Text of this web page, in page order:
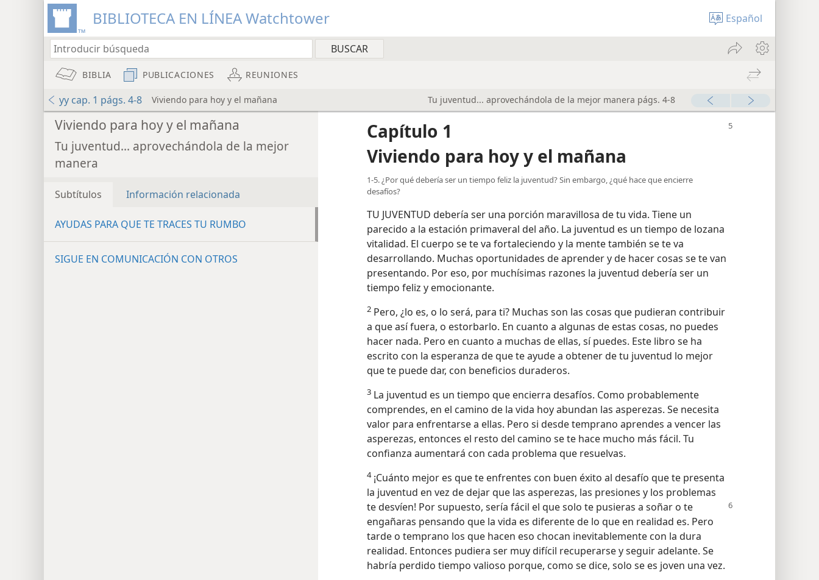
BIBLIOTECA EN LÍNEA Watchtower Español
BIBLIA PUBLICACIONES REUNIONES
yy cap. 1 págs. 4-8 Viviendo para hoy y el mañana Tu juventud... aprovechándola de la mejor manera págs. 4-8
Viviendo para hoy y el mañana
Tu juventud... aprovechándola de la mejor
manera
Subtítulos Información relacionada
AYUDAS PARA QUE TE TRACES TU RUMBO
SIGUE EN COMUNICACIÓN CON OTROS
Capítulo 1
Viviendo para hoy y el mañana
1-5. ¿Por qué debería ser un tiempo feliz la juventud? Sin embargo, ¿qué hace que encierre
desafíos?
TU JUVENTUD debería ser una porción maravillosa de tu vida. Tiene un
parecido a la estación primaveral del año. La juventud es un tiempo de lozana
vitalidad. El cuerpo se te va fortaleciendo y la mente también se te va
desarrollando. Muchas oportunidades de aprender y de hacer cosas se te van
presentando. Por eso, por muchísimas razones la juventud debería ser un
tiempo feliz y emocionante.
2 Pero, ¿lo es, o lo será, para ti? Muchas son las cosas que pudieran contribuir
a que así fuera, o estorbarlo. En cuanto a algunas de estas cosas, no puedes
hacer nada. Pero en cuanto a muchas de ellas, sí puedes. Este libro se ha
escrito con la esperanza de que te ayude a obtener de tu juventud lo mejor
que te puede dar, con beneficios duraderos.
3 La juventud es un tiempo que encierra desafíos. Como probablemente
comprendes, en el camino de la vida hoy abundan las asperezas. Se necesita
valor para enfrentarse a ellas. Pero si desde temprano aprendes a vencer las
asperezas, entonces el resto del camino se te hace mucho más fácil. Tu
confianza aumentará con cada problema que resuelvas.
4¡Cuánto mejor es que te enfrentes con buen éxito al desafío que te presenta
la juventud en vez de dejar que las asperezas, las presiones y los problemas
te desvíen! Por supuesto, sería fácil el que solo te pusieras a soñar o te
engañaras pensando que la vida es diferente de lo que en realidad es. Pero
tarde o temprano los que hacen eso chocan inevitablemente con la dura
realidad. Entonces pudiera ser muy difícil recuperarse y seguir adelante. Se
habría perdido tiempo valioso porque, como se dice, solo se es joven una vez.